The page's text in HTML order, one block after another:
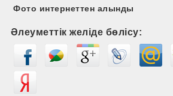
Фото интернеттен алынды
Әлеуметтік желіде бөлісу: